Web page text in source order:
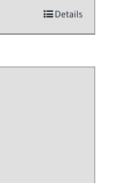
Details